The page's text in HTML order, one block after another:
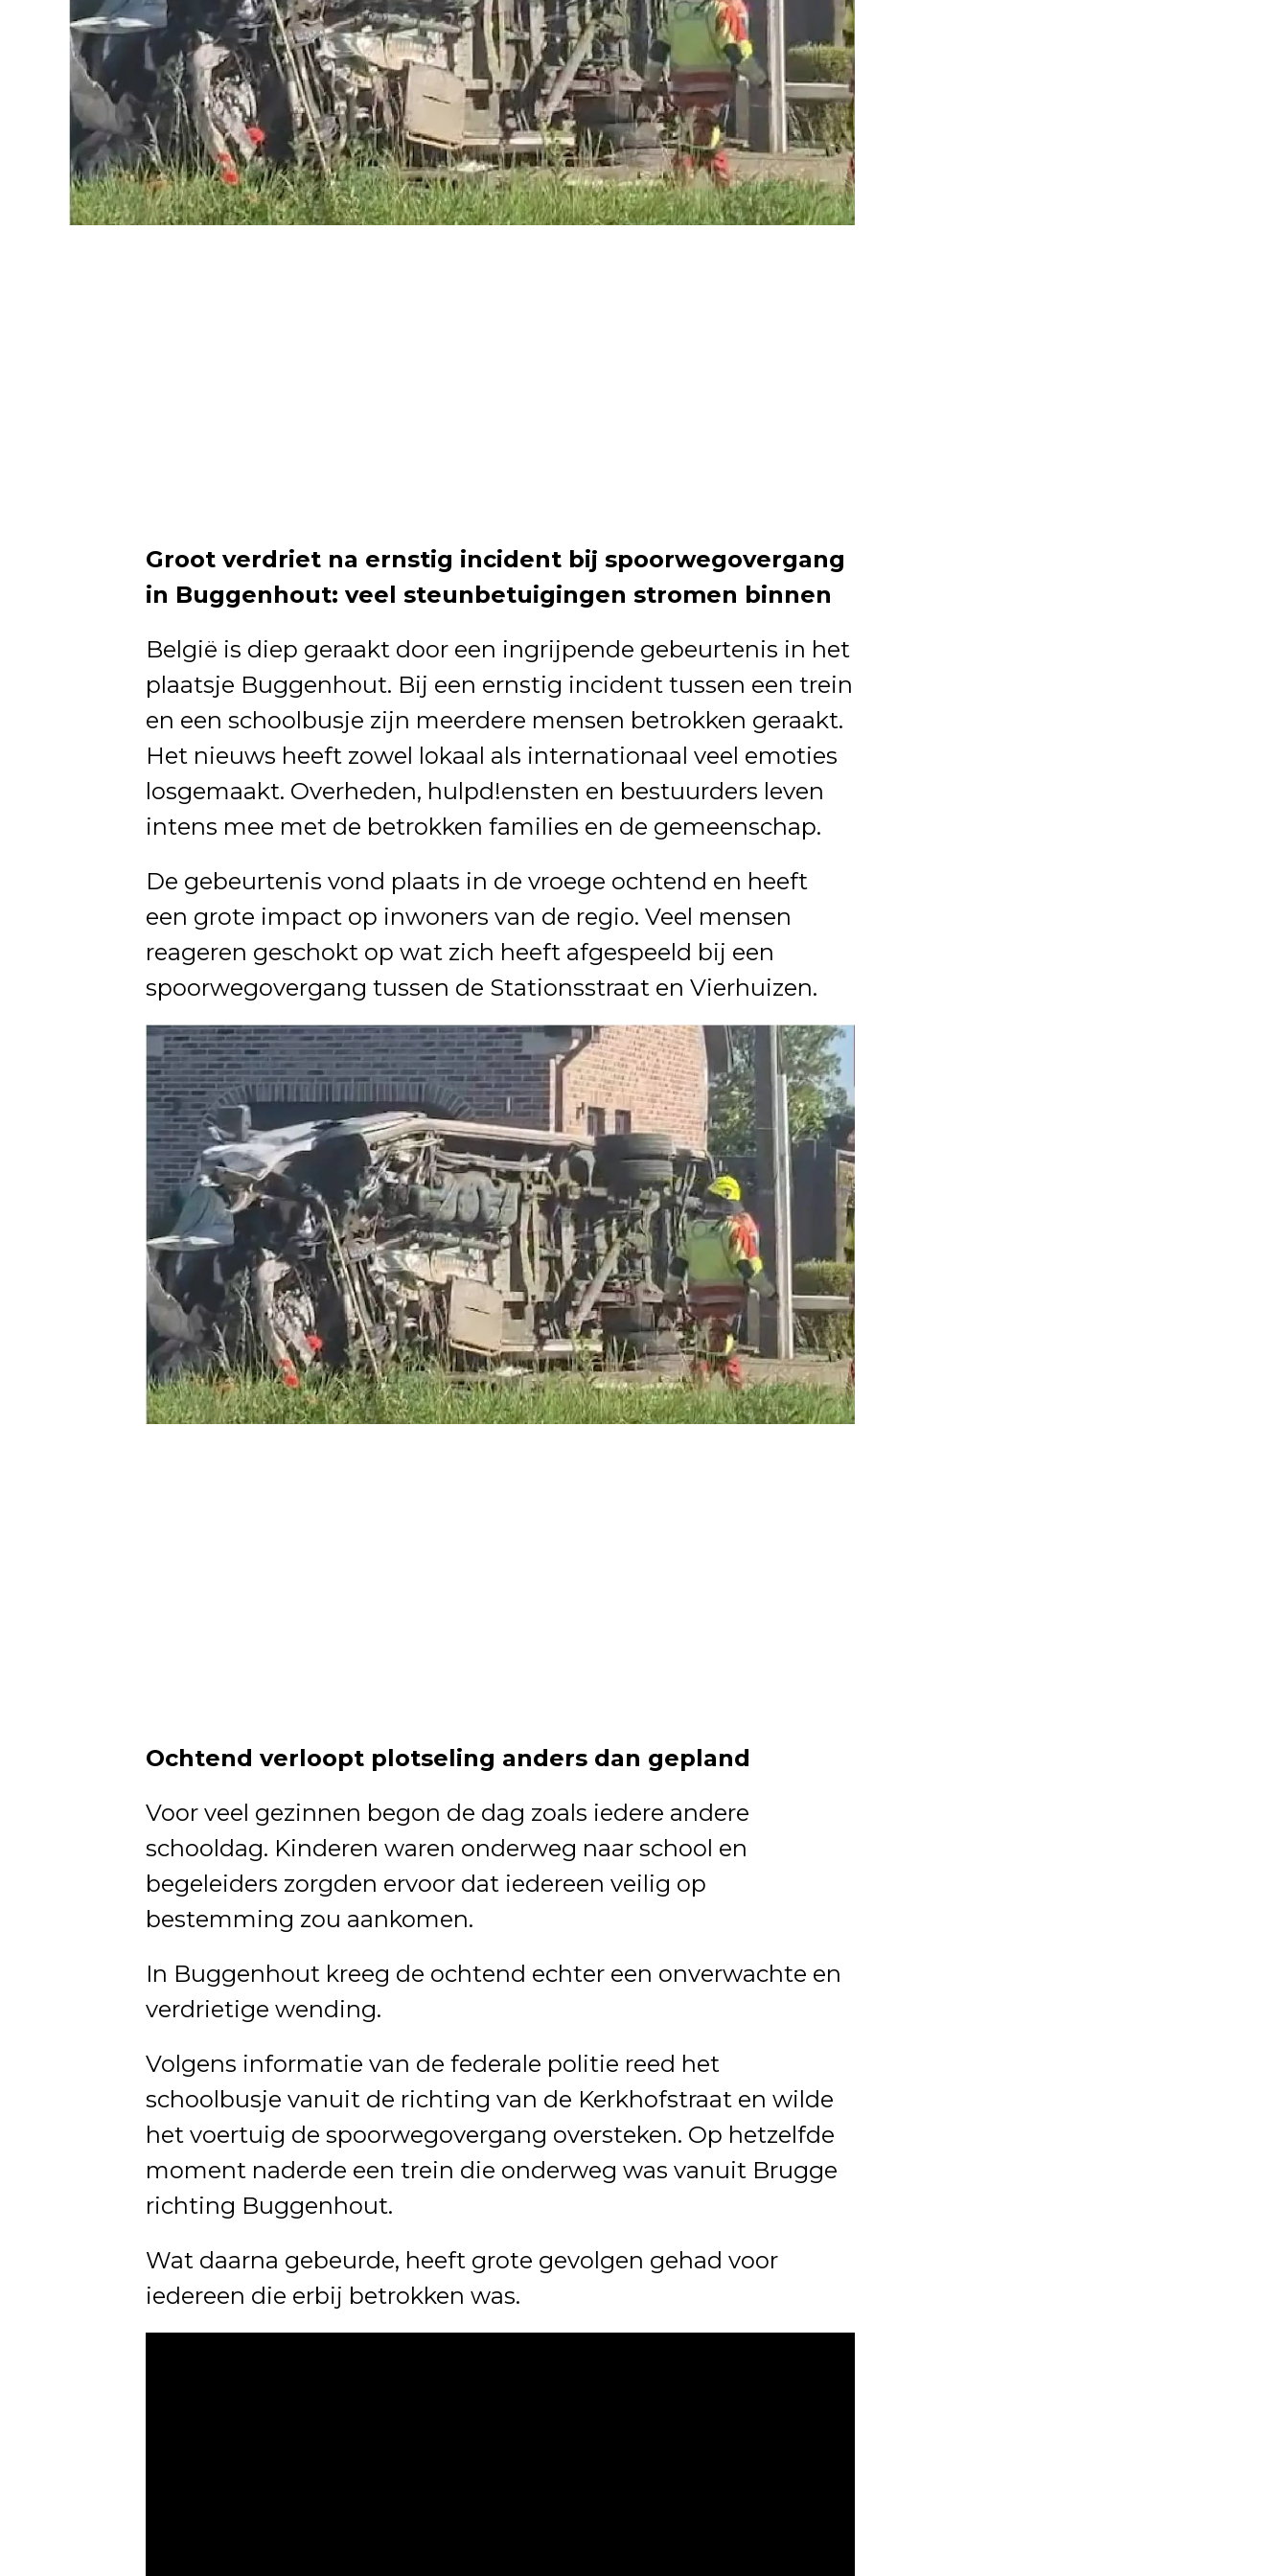
Groot verdriet na ernstig incident bij spoorwegovergang
in Buggenhout: veel steunbetuigingen stromen binnen
België is diep geraakt door een ingrijpende gebeurtenis in het
plaatsje Buggenhout. Bij een ernstig incident tussen een trein
en een schoolbusje zijn meerdere mensen betrokken geraakt.
Het nieuws heeft zowel lokaal als internationaal veel emoties
losgemaakt. Overheden, hulpd!ensten en bestuurders leven
intens mee met de betrokken families en de gemeenschap.
De gebeurtenis vond plaats in de vroege ochtend en heeft
een grote impact op inwoners van de regio. Veel mensen
reageren geschokt op wat zich heeft afgespeeld bij een
spoorwegovergang tussen de Stationsstraat en Vierhuizen.
Ochtend verloopt plotseling anders dan gepland
Voor veel gezinnen begon de dag zoals iedere andere
schooldag. Kinderen waren onderweg naar school en
begeleiders zorgden ervoor dat iedereen veilig op
bestemming zou aankomen.
In Buggenhout kreeg de ochtend echter een onverwachte en
verdrietige wending.
Volgens informatie van de federale politie reed het
schoolbusje vanuit de richting van de Kerkhofstraat en wilde
het voertuig de spoorwegovergang oversteken. Op hetzelfde
moment naderde een trein die onderweg was vanuit Brugge
richting Buggenhout.
Wat daarna gebeurde, heeft grote gevolgen gehad voor
iedereen die erbij betrokken was.